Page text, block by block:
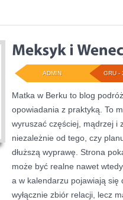
GRU -
ADMIN
Matka w Berku to blog
opowiadania z praktyką. To
wyruszać częściej, mądrzej i
niezależnie od tego, czy
dłuższą wyprawę. Strona
może być realne nawet
a w kalendarzu pojawiają się
wyłącznie zbiór relacji, lecz